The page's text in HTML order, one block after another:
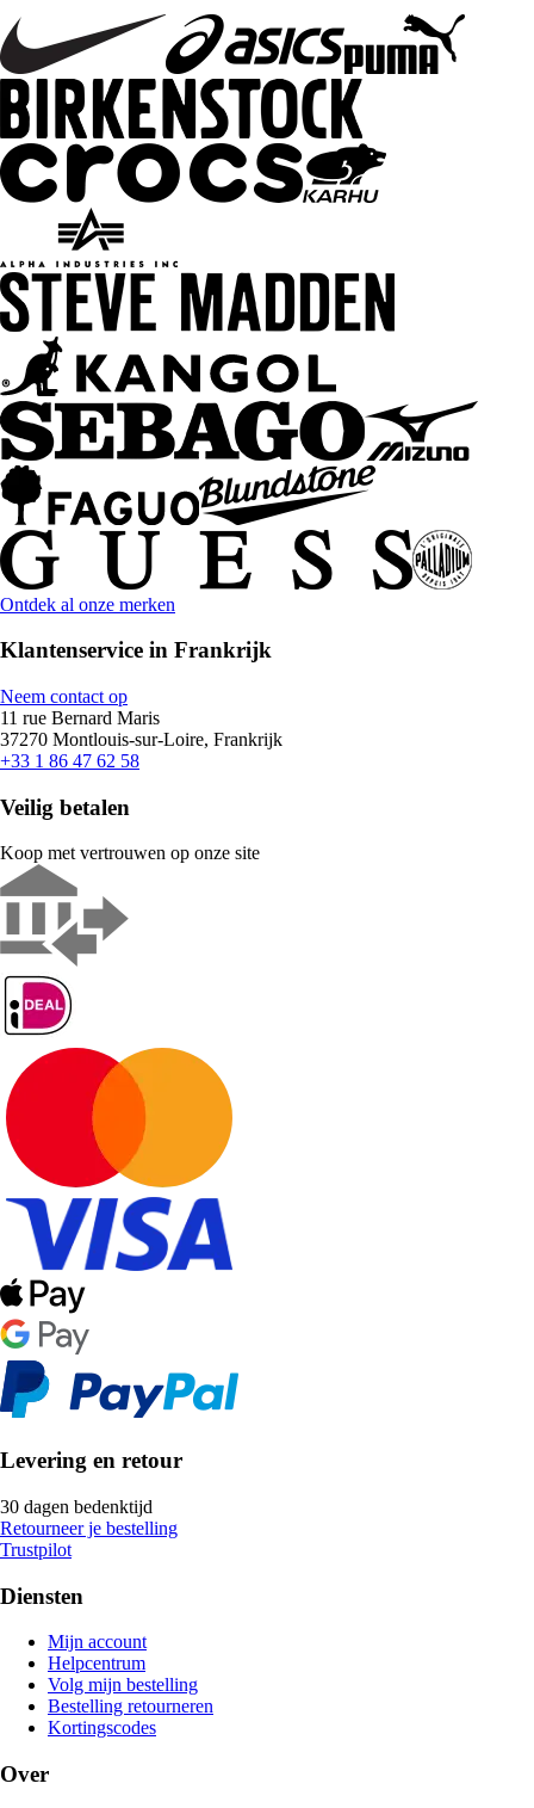
Ontdek al onze merken
Klantenservice in Frankrijk
Neem contact op
11 rue Bernard Maris
37270 Montlouis-sur-Loire, Frankrijk
+33 1 86 47 62 58
Veilig betalen
Koop met vertrouwen op onze site
Levering en retour
30 dagen bedenktijd
Retourneer je bestelling
Trustpilot
Diensten
Mijn account
Helpcentrum
Volg mijn bestelling
Bestelling retourneren
Kortingscodes
Over